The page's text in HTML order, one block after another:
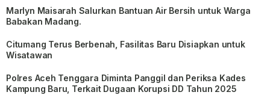
Marlyn Maisarah Salurkan Bantuan Air Bersih untuk Warga
Babakan Madang.
Citumang Terus Berbenah, Fasilitas Baru Disiapkan untuk
Wisatawan
Polres Aceh Tenggara Diminta Panggil dan Periksa Kades
Kampung Baru, Terkait Dugaan Korupsi DD Tahun 2025